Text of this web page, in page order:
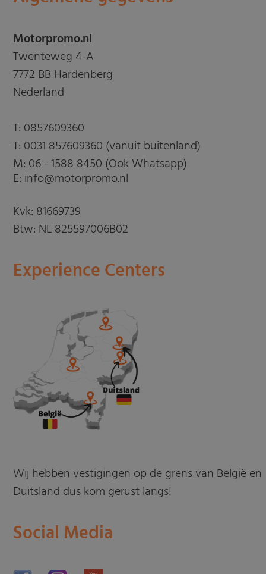
Motorpromo.nl
Twenteweg 4-A
7772 BB Hardenberg
Nederland
T: 0857609360
T: 0031 857609360 (vanuit buitenland)
M: 06 - 1588 8450 (Ook Whatsapp)
E: info@motorpromo.nl
Kvk: 81669739
Btw: NL 825597006B02
Experience Centers
Wij hebben vestigingen op de grens van België en
Duitsland dus kom gerust langs!
Social Media